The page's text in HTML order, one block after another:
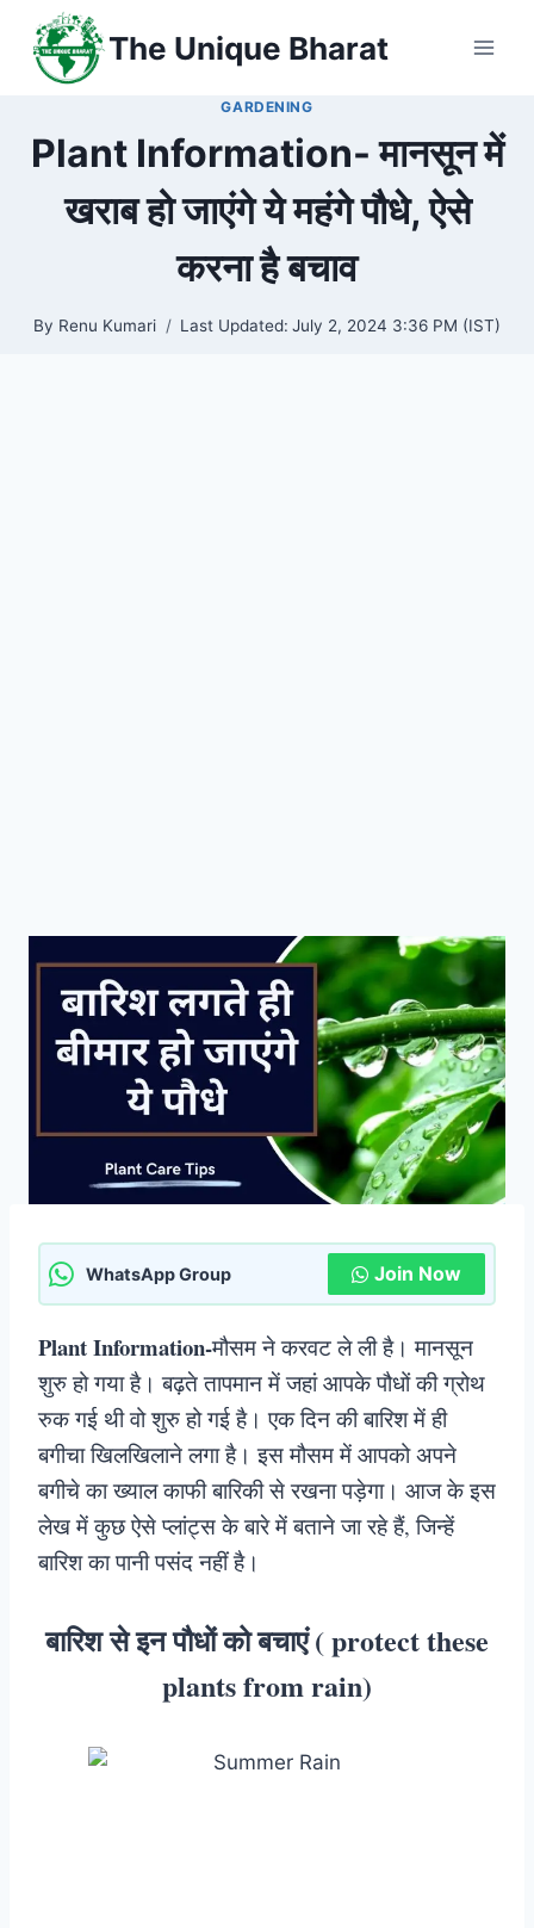
content
The Unique Bharat
GARDENING
Plant Information- मानसून में
खराब हो जाएंगे ये महंगे पौधे, ऐसे
करना है बचाव
By Renu Kumari Last Updated: July 2, 2024 3:36 PM (IST)
WhatsApp Group Join Now
Plant Information-मौसम ने करवट ले ली है। मानसून
शुरु हो गया है। बढ़ते तापमान में जहां आपके पौधों की ग्रोथ
रुक गई थी वो शुरु हो गई है। एक दिन की बारिश में ही
बगीचा खिलखिलाने लगा है। इस मौसम में आपको अपने
बगीचे का ख्याल काफी बारिकी से रखना पड़ेगा। आज के इस
लेख में कुछ ऐसे प्लांट्स के बारे में बताने जा रहे हैं, जिन्हें
बारिश का पानी पसंद नहीं है।
बारिश से इन पौधों को बचाएं ( protect these
plants from rain)